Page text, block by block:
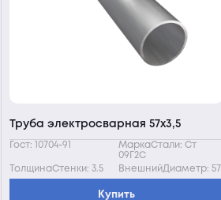
Труба электросварная 57х3,5
Гост: 10704-91
МаркаСтали: Ст
09Г2С
ТолщинаСтенки: 3.5
ВнешнийДиаметр: 57
Купить